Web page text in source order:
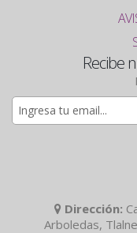
Recibe
Dirección:
Arboledas,